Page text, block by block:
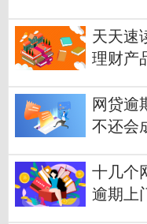
天天速
理财产
网贷逾
不还会
十几个
逾期上